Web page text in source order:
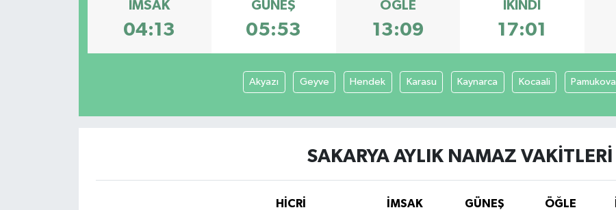
İMSAK
04:13
GÜNEŞ
05:53
ÖĞLE
13:09
İKINDI
17:01
Akyazı Geyve Hendek Karasu Kaynarca Kocaali Pamukova
SAKARYA AYLIK NAMAZ VAKITLERI
HİCRİ İMSAK GÜNEŞ ÖĞLE